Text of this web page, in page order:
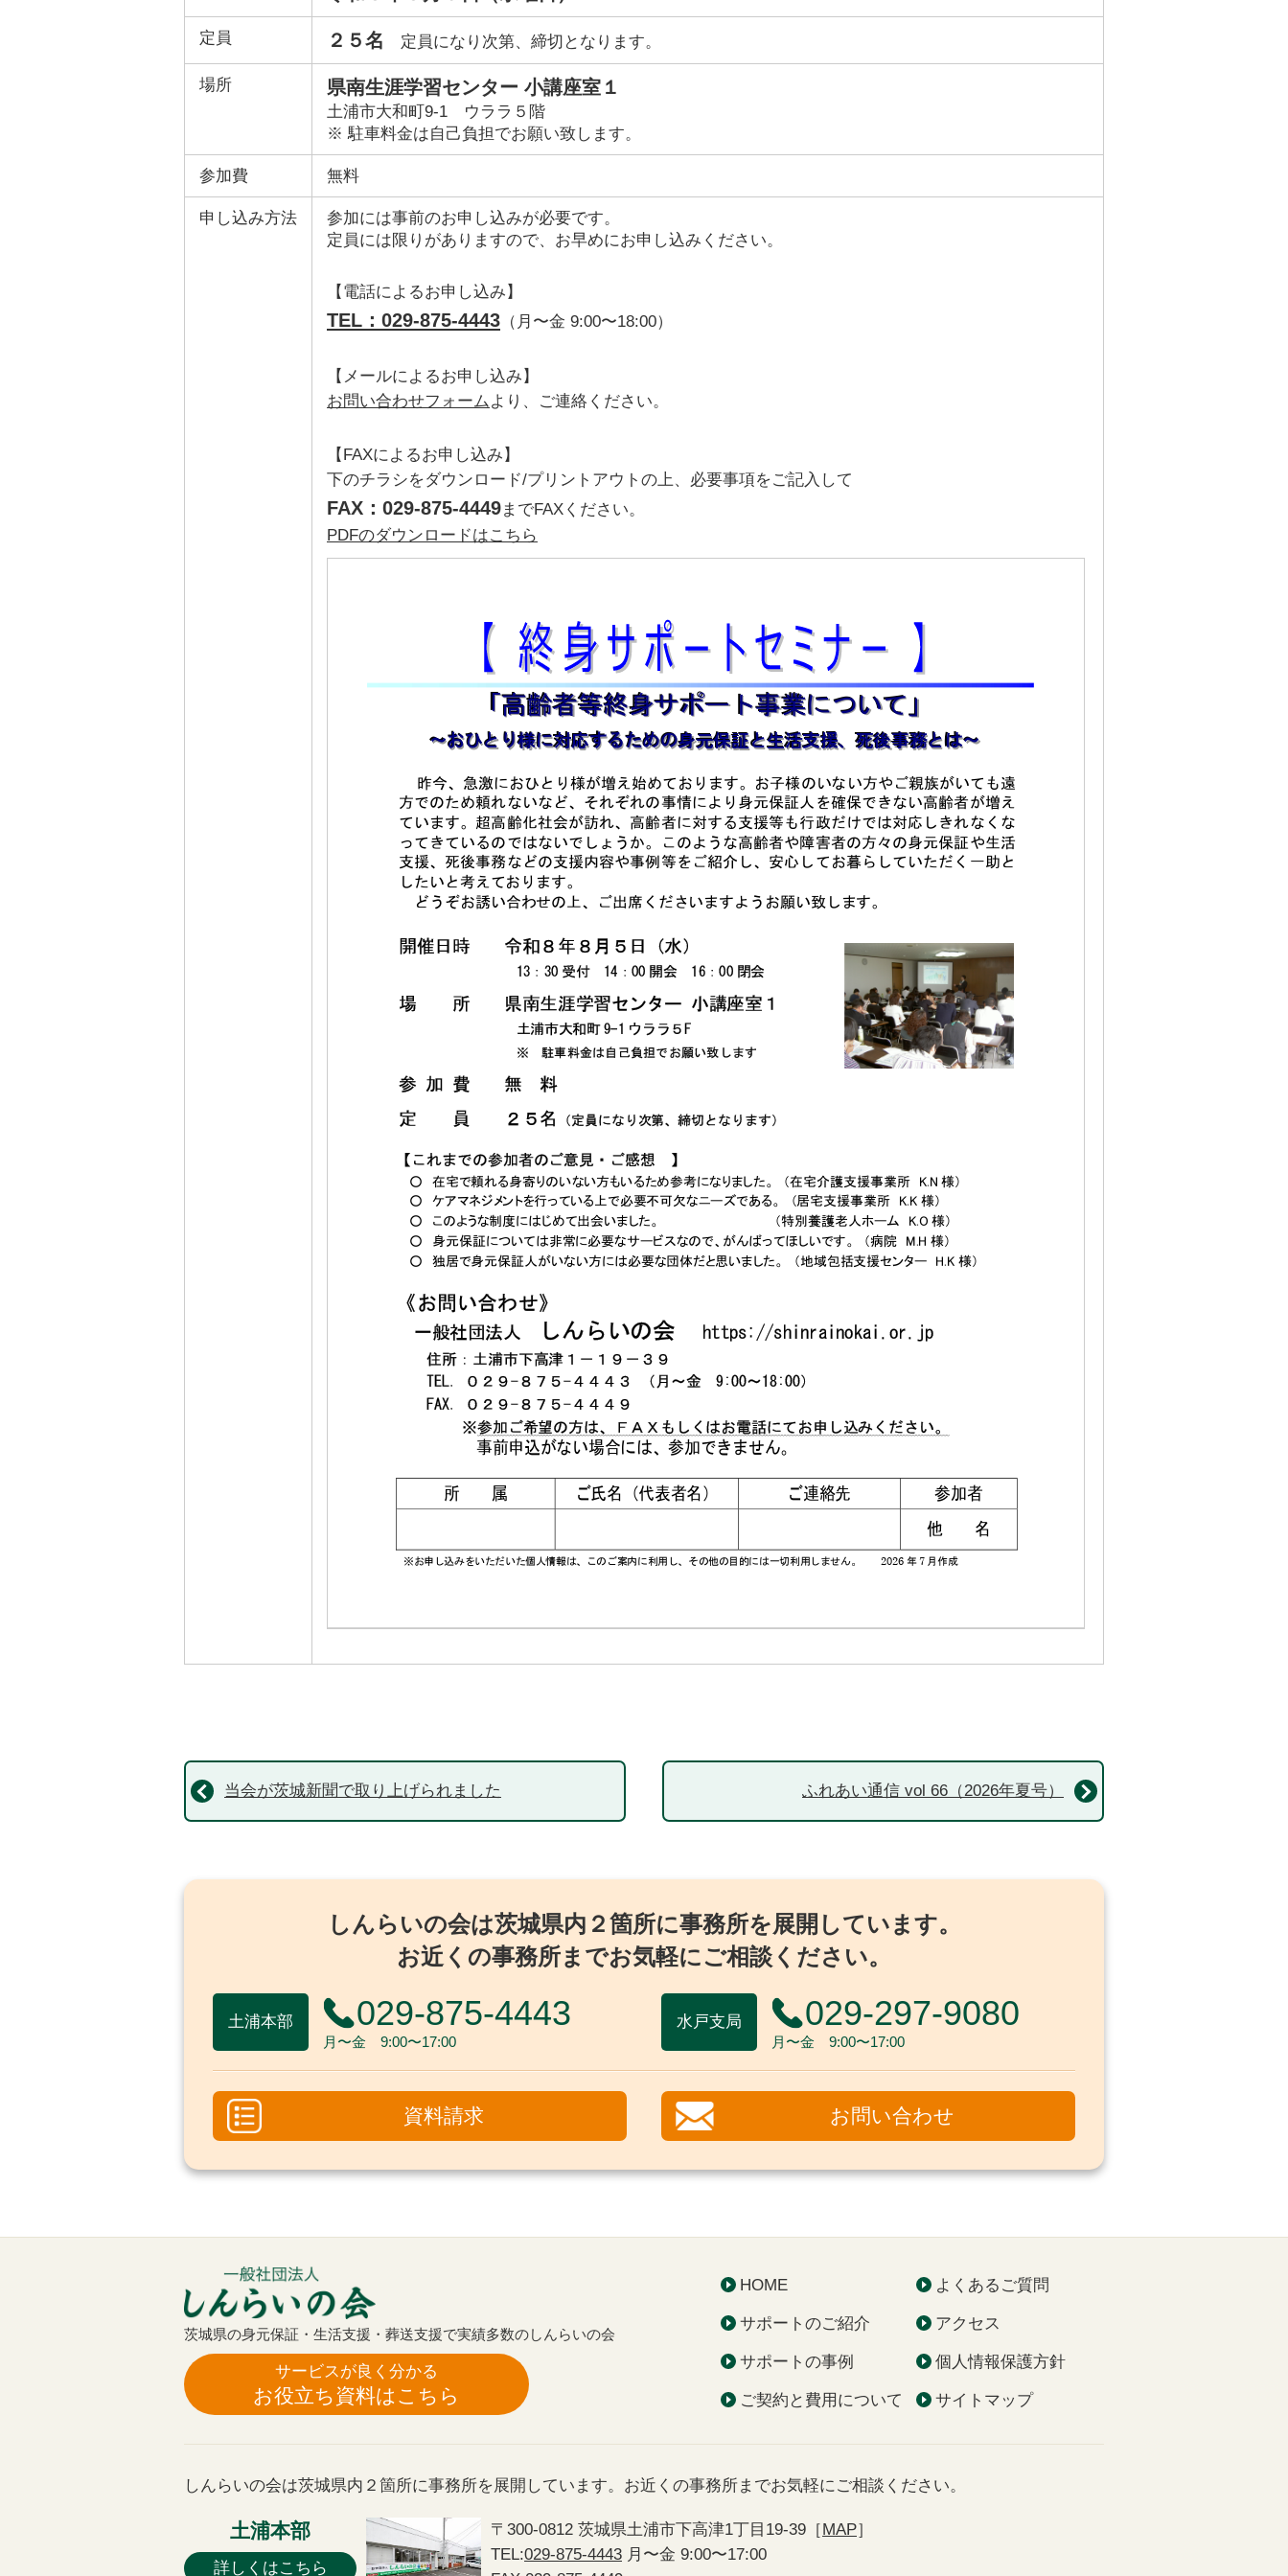
定員 ２５名 定員になり次第、締切となります。
場所 県南生涯学習センター 小講座室１
土浦市大和町9-1 ウララ５階
※ 駐車料金は自己負担でお願い致します。
参加費 無料
申し込み方法
参加には事前のお申し込みが必要です。
定員には限りがありますので、お早めにお申し込みください。
【電話によるお申し込み】
TEL：029-875-4443 （月〜金 9:00〜18:00）
【メールによるお申し込み】
お問い合わせフォームより、ご連絡ください。
【FAXによるお申し込み】
下のチラシをダウンロード/プリントアウトの上、必要事項をご記入して
FAX：029-875-4449までFAXください。
PDFのダウンロードはこちら
当会が茨城新聞で取り上げられました ふれあい通信 vol 66（2026年夏号）
しんらいの会は茨城県内２箇所に事務所を展開しています。
お近くの事務所までお気軽にご相談ください。
土浦本部 029-875-4443
月〜金 9:00〜17:00
水戸支局 029-297-9080
月〜金 9:00〜17:00
資料請求 お問い合わせ
茨城県の身元保証・生活支援・葬送支援で実績多数のしんらいの会
サービスが良く分かる
お役立ち資料はこちら
HOME
サポートのご紹介
サポートの事例
ご契約と費用について
よくあるご質問
アクセス
個人情報保護方針
サイトマップ
しんらいの会は茨城県内２箇所に事務所を展開しています。お近くの事務所までお気軽にご相談ください。
土浦本部
詳しくはこちら
〒300-0812 茨城県土浦市下高津1丁目19-39［ MAP］
TEL:029-875-4443 月〜金 9:00〜17:00